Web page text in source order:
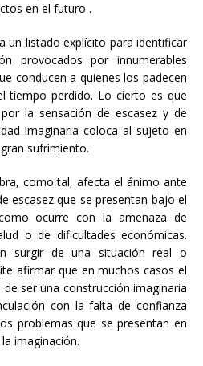
en el futuro .
un listado explícito para identificar
provocados por innumerables
conducen a quienes los padecen
tiempo perdido. Lo cierto es que
la sensación de escasez y de
imaginaria coloca al sujeto en
sufrimiento.
como tal, afecta el ánimo ante
escasez que se presentan bajo el
ocurre con la amenaza de
o de dificultades económicas.
surgir de una situación real o
afirmar que en muchos casos el
ser una construcción imaginaria
con la falta de confianza
problemas que se presentan en
imaginación.